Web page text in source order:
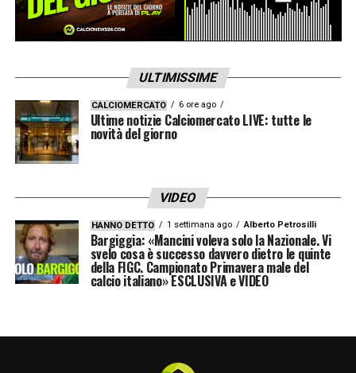
ULTIMISSIME
CALCIOMERCATO 6 ore ago
Ultime notizie Calciomercato LIVE: tutte le
novità del giorno
VIDEO
HANNO DETTO 1 settimana ago Alberto Petrosilli
Bargiggia: «Mancini voleva solo la Nazionale. Vi
svelo cosa è successo davvero dietro le quinte
della FIGC. Campionato Primavera male del
calcio italiano» ESCLUSIVA e VIDEO